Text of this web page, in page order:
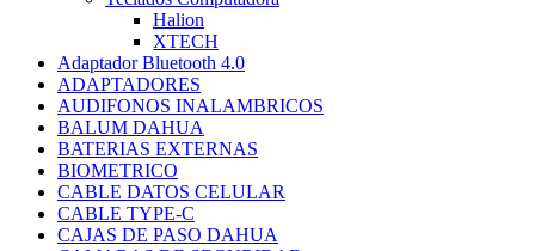
Halion
XTECH
Adaptador Bluetooth 4.0
ADAPTADORES
AUDIFONOS INALAMBRICOS
BALUM DAHUA
BATERIAS EXTERNAS
BIOMETRICO
CABLE DATOS CELULAR
CABLE TYPE-C
CAJAS DE PASO DAHUA